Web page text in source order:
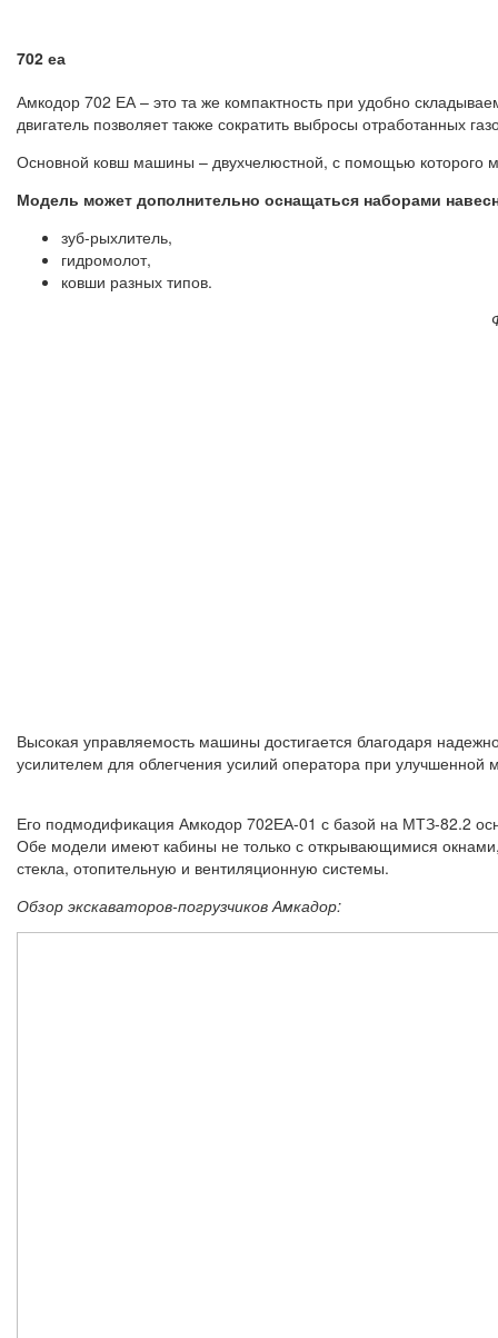
702 еа
Амкодор 702 ЕА – это та же компактность при удобно
двигатель позволяет также сократить выбросы отработанных
Основной ковш машины – двухчелюстной, с помощью которого
Модель может дополнительно оснащаться наборами
зуб-рыхлитель,
гидромолот,
ковши разных типов.
Высокая управляемость машины достигается благодаря
усилителем для облегчения усилий оператора при улучшенной
Его подмодификация Амкодор 702ЕА-01 с базой на МТЗ-82.2
Обе модели имеют кабины не только с открывающимися
стекла, отопительную и вентиляционную системы.
Обзор экскаваторов-погрузчиков Амкадор: